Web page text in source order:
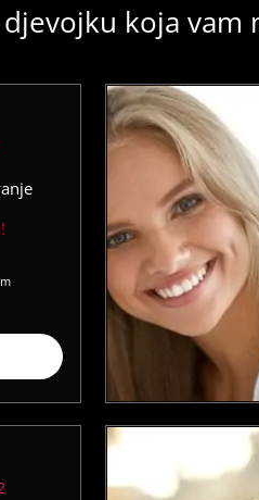
koja vam